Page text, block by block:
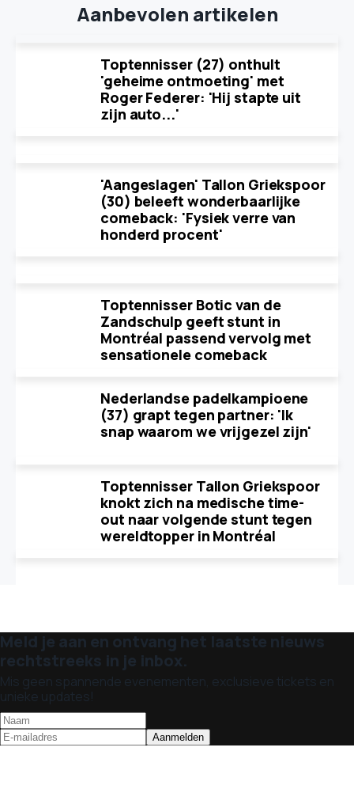
Aanbevolen artikelen
Toptennisser (27) onthult
'geheime ontmoeting' met
Roger Federer: 'Hij stapte uit
zijn auto...'
'Aangeslagen' Tallon Griekspoor
(30) beleeft wonderbaarlijke
comeback: 'Fysiek verre van
honderd procent'
Toptennisser Botic van de
Zandschulp geeft stunt in
Montréal passend vervolg met
sensationele comeback
Nederlandse padelkampioene
(37) grapt tegen partner: 'Ik
snap waarom we vrijgezel zijn'
Toptennisser Tallon Griekspoor
knokt zich na medische time-
out naar volgende stunt tegen
wereldtopper in Montréal
Meld je aan en ontvang het laatste nieuws
rechtstreeks in je inbox.
Mis geen spannende evenementen, exclusieve tickets en
unieke updates!